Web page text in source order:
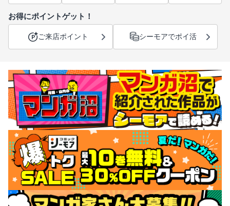
お得にポイントゲット！
ご来店ポイント シーモアでポイ活